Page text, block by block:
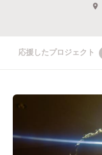
応援したプロジェクト